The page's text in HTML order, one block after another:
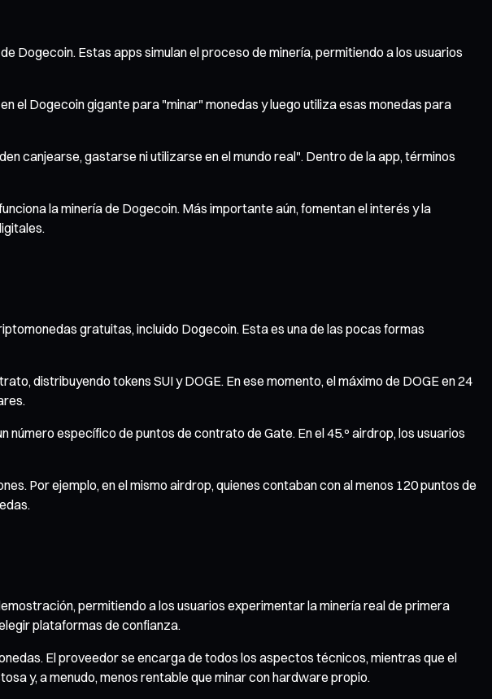
Dogecoin. Estas apps simulan el proceso de minería, permitiendo a los usuarios
el Dogecoin gigante para "minar" monedas y luego utiliza esas monedas para
canjearse, gastarse ni utilizarse en el mundo real". Dentro de la app, términos
la minería de Dogecoin. Más importante aún, fomentan el interés y la
gratuitas, incluido Dogecoin. Esta es una de las pocas formas
distribuyendo tokens SUI y DOGE. En ese momento, el máximo de DOGE en 24
específico de puntos de contrato de Gate. En el 45.º airdrop, los usuarios
Por ejemplo, en el mismo airdrop, quienes contaban con al menos 120 puntos de
permitiendo a los usuarios experimentar la minería real de primera
plataformas de confianza.
El proveedor se encarga de todos los aspectos técnicos, mientras que el
y, a menudo, menos rentable que minar con hardware propio.